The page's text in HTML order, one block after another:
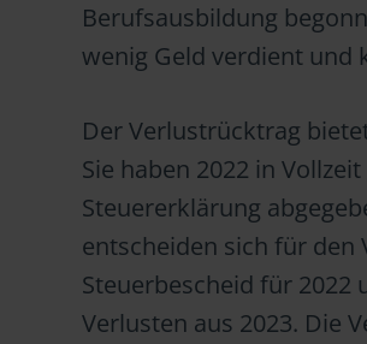
Berufsausbildung
wenig Geld verdient und
Der Verlustrücktrag
Sie haben 2022 in
Steuererklärung
entscheiden sich für den
Steuerbescheid für 2022
Verlusten aus 2023. Die